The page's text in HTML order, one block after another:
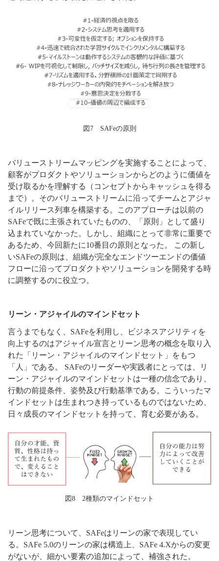
図7 SAFeの原則
バリューストリームマッピングを実施することによって、
顧客がプロダクトやソリューションからどのように価値を
受け取るかを理解する（コンセプトからキャッシュを得る
まで）。そのバリューストリームに沿ってチームとアジャ
イルリリース列車を構築する。このアプローチは以前の
SAFeで既に主張されていたものの、「原則」として盛り
込まれていなかった。しかし、組織にとって非常に重要で
あるため、今回新たに10番目の原則となった。 この新し
いSAFeの原則は、組織が完全なエンドツーエンドの価値
フローに沿ってプロダクトやソリューションを開発する時
に調整するのに役立つ。
リーン・アジャイルのマインドセット
言うまでもなく、SAFeを利用し、ビジネスアジリティを
向上するのはアジャイル宣言とリーン思考の概念を取り入
れた「リーン・アジャイルのマインドセット」をもつ
「人」である。 SAFeのリーダーや実践者にとっては、リ
ーン・アジャイルのマインドセットは一種の信念であり、
行動の前提条件、姿勢及び行動基準である。こういったマ
インドセットは生まれつき持っているものではないため、
日々成長のマインドセットを持って、育む必要がある。
図8 2種類のマインドセット
リーン思考について、SAFeはリーンの家で表現してい
る。SAFe 5.0のリーンの家は構造上、SAFe 4.Xからの変更
がないが、細かい要素の追加によって、補強された。